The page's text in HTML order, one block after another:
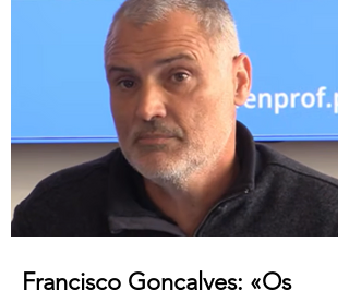
extremamente difíceis, a classificação da
1.ª fase, surgem agora orientações que
determinam que, se um classificador não
registar classificações num determinado
período de tempo, as provas lhe sejam
retiradas e redistribuídas. Estamos a falar
de professores
Francisco Gonçalves: «Os